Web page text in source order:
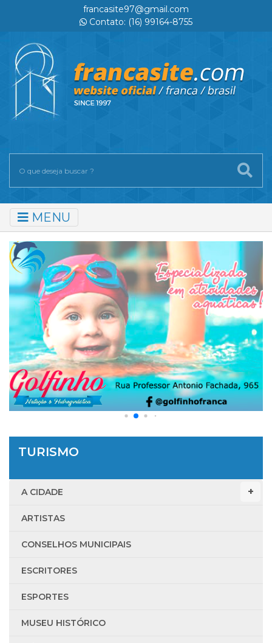
francasite97@gmail.com
Contato: (16) 99164-8755
MENU
TURISMO
A CIDADE
ARTISTAS
CONSELHOS MUNICIPAIS
ESCRITORES
ESPORTES
MUSEU HISTÓRICO